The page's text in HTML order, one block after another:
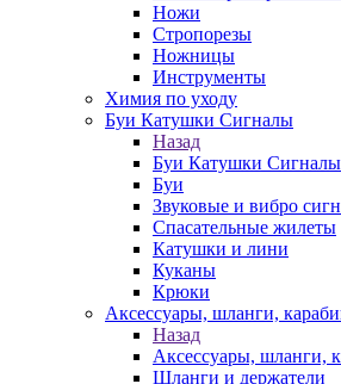
Ножи
Стропорезы
Ножницы
Инструменты
Химия по уходу
Буи Катушки Сигналы
Назад
Буи Катушки Сигналы
Буи
Звуковые и вибро
Спасательные жилеты
Катушки и лини
Куканы
Крюки
Аксессуары, шланги,
Назад
Аксессуары, шланги,
Шланги и держатели